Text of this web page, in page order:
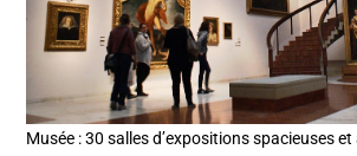
Musée : 30 salles d’expositions spacieuses